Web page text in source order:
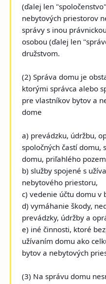
(ďalej len
nebytových priestorov
správy s inou
osobou (ďalej len
družstvom.
(2) Správa domu je
ktorými správca alebo
pre vlastníkov bytov a
dome
a) prevádzku, údržbu,
spoločných častí domu,
domu, priľahlého
b) služby spojené s
nebytového priestoru,
c) vedenie účtu domu v
d) vymáhanie škody,
prevádzky, údržby a
e) iné činnosti, ktoré
užívaním domu ako
bytov a nebytových
(3) Na správu domu